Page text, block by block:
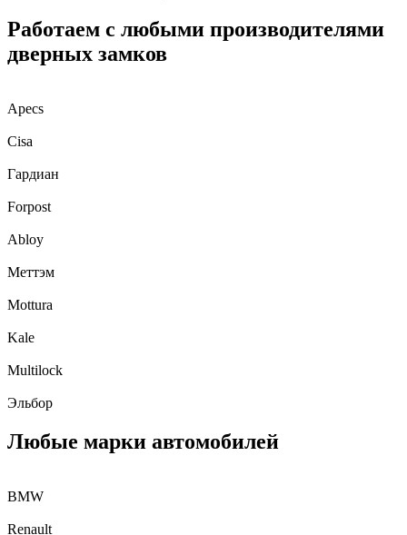
Работаем с любыми производителями
дверных замков
Apecs
Cisa
Гардиан
Forpost
Abloy
Меттэм
Mottura
Kale
Multilock
Эльбор
Любые марки автомобилей
BMW
Renault